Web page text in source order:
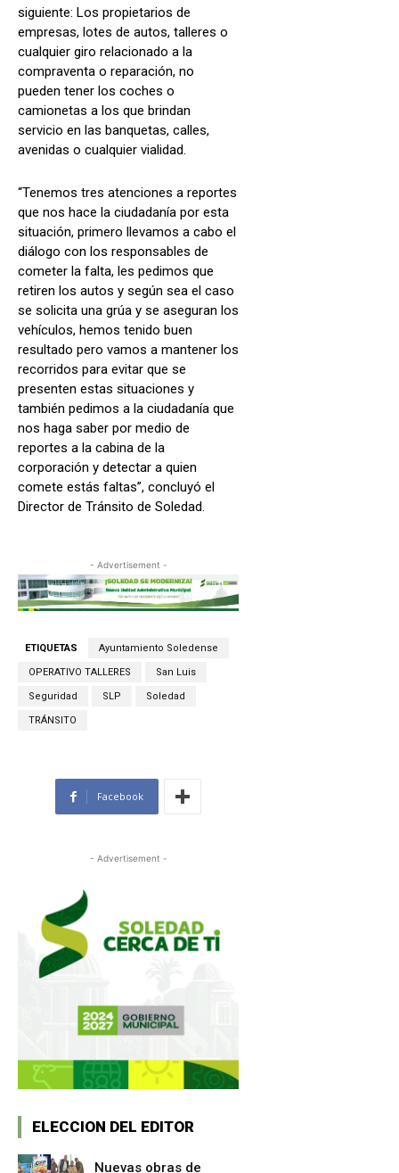
siguiente: Los propietarios de
empresas, lotes de autos, talleres o
cualquier giro relacionado a la
compraventa o reparación, no
pueden tener los coches o
camionetas a los que brindan
servicio en las banquetas, calles,
avenidas o cualquier vialidad.
“Tenemos tres atenciones a reportes
que nos hace la ciudadanía por esta
situación, primero llevamos a cabo el
diálogo con los responsables de
cometer la falta, les pedimos que
retiren los autos y según sea el caso
se solicita una grúa y se aseguran los
vehículos, hemos tenido buen
resultado pero vamos a mantener los
recorridos para evitar que se
presenten estas situaciones y
también pedimos a la ciudadanía que
nos haga saber por medio de
reportes a la cabina de la
corporación y detectar a quien
comete estás faltas”, concluyó el
Director de Tránsito de Soledad.
- Advertisement -
ETIQUETAS Ayuntamiento Soledense
OPERATIVO TALLERES San Luis
Seguridad SLP Soledad
TRÁNSITO
Facebook
- Advertisement -
ELECCION DEL EDITOR
Nuevas obras de